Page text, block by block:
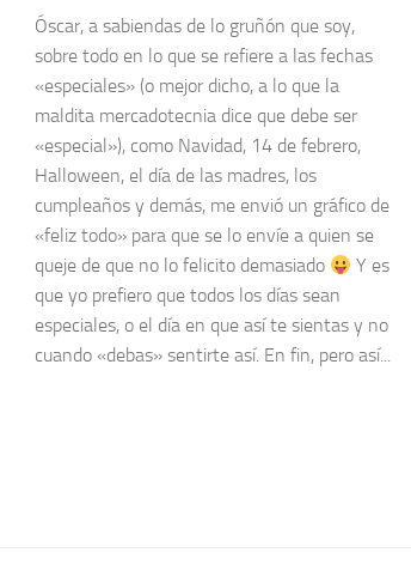
Óscar, a sabiendas de lo gruñón que soy,
sobre todo en lo que se refiere a las fechas
«especiales» (o mejor dicho, a lo que la
maldita mercadotecnia dice que debe ser
«especial»), como Navidad, 14 de febrero,
Halloween, el día de las madres, los
cumpleaños y demás, me envió un gráfico de
«feliz todo» para que se lo envíe a quien se
queje de que no lo felicito demasiado
Y es
que yo prefiero que todos los días sean
especiales, o el día en que así te sientas y no
cuando «debas» sentirte así. En fin, pero así...